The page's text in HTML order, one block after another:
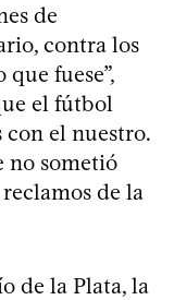
de
contra los
fuese”,
el fútbol
el nuestro.
no sometió
de la
de la Plata, la